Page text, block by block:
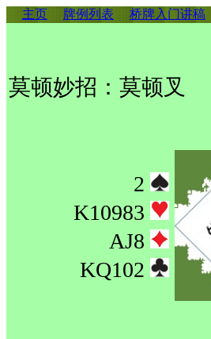
主页 牌例列表 桥牌入门讲稿
莫顿妙招：莫顿叉
2
K10983
AJ8
KQ102